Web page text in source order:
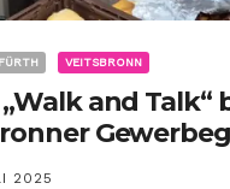
VEITSBRONN
and Talk“
2025